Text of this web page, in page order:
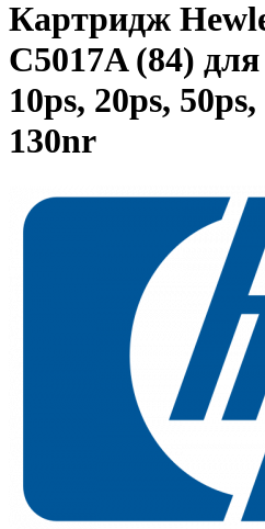
Картридж
C5017A (84)
10ps, 20ps,
130nr